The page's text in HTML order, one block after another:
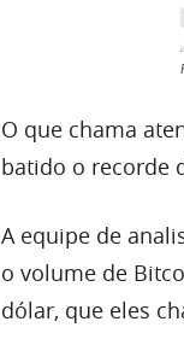
O que chama
batido o recorde
A equipe de
o volume de
dólar, que eles